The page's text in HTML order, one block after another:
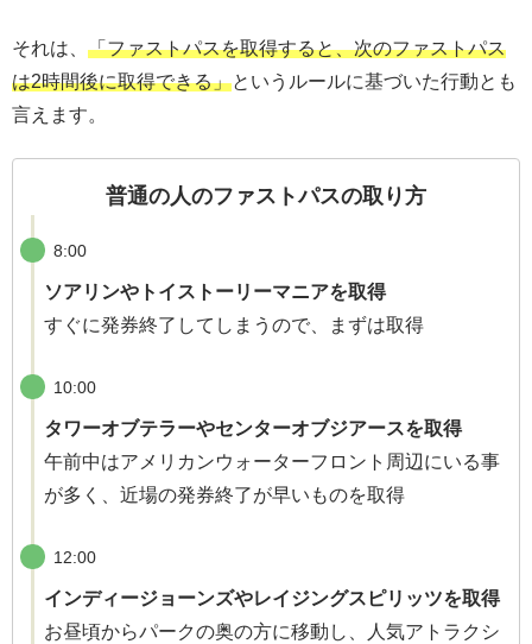
それは、 「ファストパスを取得すると、次のファストパス
は2時間後に取得できる」というルールに基づいた行動とも
言えます。
普通の人のファストパスの取り方
8:00
ソアリンやトイストーリーマニアを取得
すぐに発券終了してしまうので、まずは取得
10:00
タワーオブテラーやセンターオブジアースを取得
午前中はアメリカンウォーターフロント周辺にいる事
が多く、近場の発券終了が早いものを取得
12:00
インディージョーンズやレイジングスピリッツを取得
お昼頃からパークの奥の方に移動し、人気アトラクシ